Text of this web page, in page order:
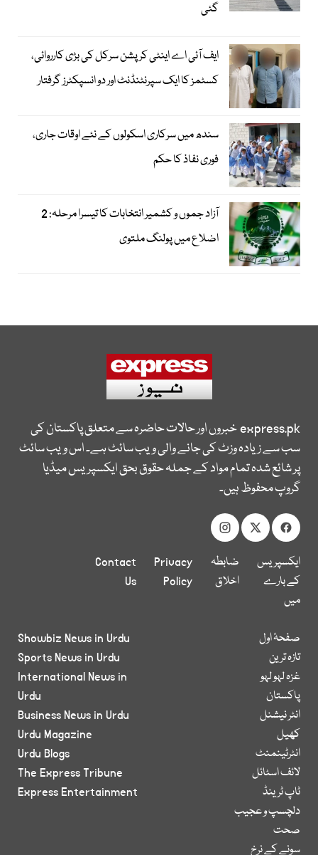
گئی
ایف آئی اے اینٹی کرپشن سرکل کی بڑی کارروائی،
کسٹمز کا ایک سپرنٹنڈنٹ اور دو انسپکٹرز گرفتار
سندھ میں سرکاری اسکولوں کے نئے اوقات جاری،
فوری نفاذ کا حکم
آزاد جموں و کشمیر انتخابات کا تیسرا مرحلہ: 2
اضلاع میں پولنگ ملتوی
express.pkخبروں اور حالات حاضرہ سے متعلق پاکستان کی
سب سے زیادہ وزٹ کی جانے والی ویب سائٹ ہے۔ اس ویب سائٹ
پر شائع شدہ تمام مواد کے جملہ حقوق بحق ایکسپریس میڈیا
گروپ محفوظ ہیں۔
ایکسپریس
کے بارے
میں
ضابطہ
اخلاق
Privacy
Policy
Contact
Us
صفحۂ اول
تازہ ترین
غزہ لہو لہو
پاکستان
انٹر نیشنل
کھیل
انٹرٹینمنٹ
لائف اسٹائل
ٹاپ ٹرینڈ
دلچسپ و عجیب
صحت
سونے کے نرخ
Showbiz News in Urdu
Sports News in Urdu
International News in
Urdu
Business News in Urdu
Urdu Magazine
Urdu Blogs
The Express Tribune
Express Entertainment